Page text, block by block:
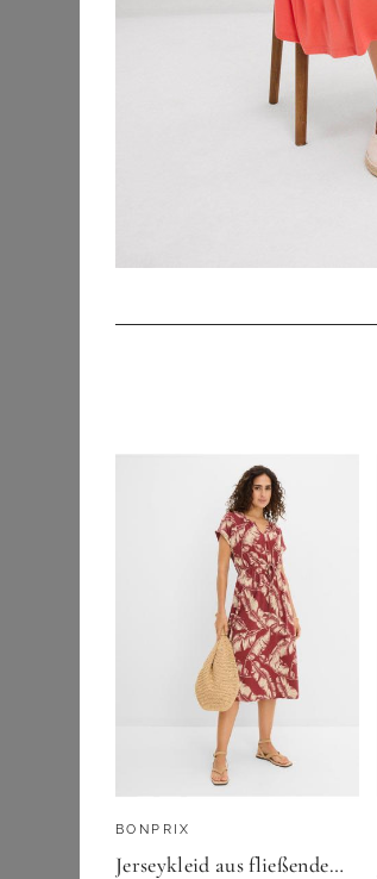
Kleider
Maxikleider
Midikleider
Sommerkleider
Strick- &
Jerseykleider
Wickelkleider
Outdoorbekleidung
Röcke
BONPRIX
Jerseykleid aus fließendem Viskose-Mix